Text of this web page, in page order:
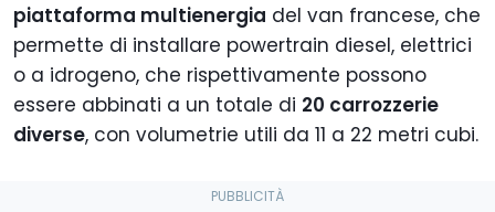
piattaforma multienergia del van francese, che
permette di installare powertrain diesel, elettrici
o a idrogeno, che rispettivamente possono
essere abbinati a un totale di 20 carrozzerie
diverse, con volumetrie utili da 11 a 22 metri cubi.